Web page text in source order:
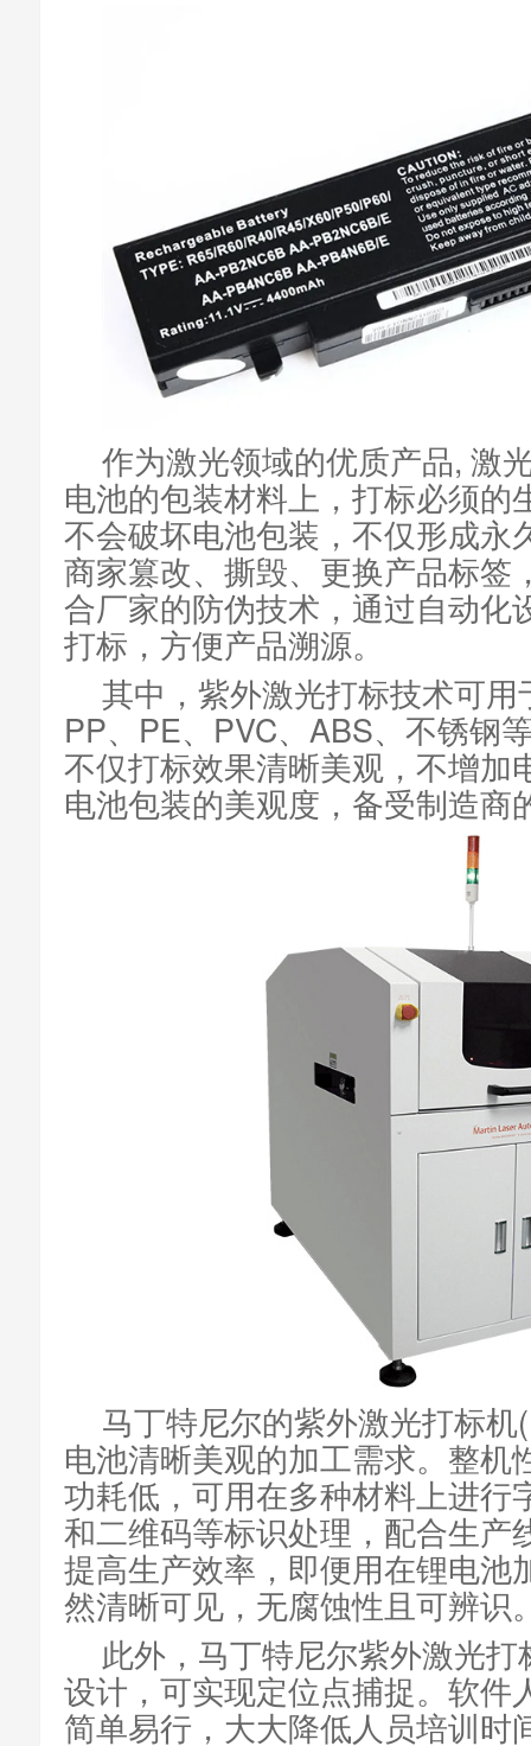
作为激光领域的优质产品, 激
电池的包装材料上，打标必须的
不会破坏电池包装，不仅形成永
商家篡改、撕毁、更换产品标签
合厂家的防伪技术，通过自动化
打标，方便产品溯源。
其中，紫外激光打标技术可
PP、PE、PVC、ABS、不锈钢
不仅打标效果清晰美观，不增加
电池包装的美观度，备受制造商
马丁特尼尔的紫外激光打标
电池清晰美观的加工需求。整机
功耗低，可用在多种材料上进行
和二维码等标识处理，配合生产
提高生产效率，即便用在锂电池
然清晰可见，无腐蚀性且可辨识
此外，马丁特尼尔紫外激光
设计，可实现定位点捕捉。软件
简单易行，大大降低人员培训时